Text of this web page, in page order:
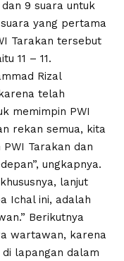
9 suara untuk
yang pertama
Tarakan tersebut
11 – 11.
Rizal
telah
memimpin PWI
rekan semua, kita
Tarakan dan
ungkapnya.
lanjut
Ichal ini, adalah
Berikutnya
wartawan, karena
lapangan dalam